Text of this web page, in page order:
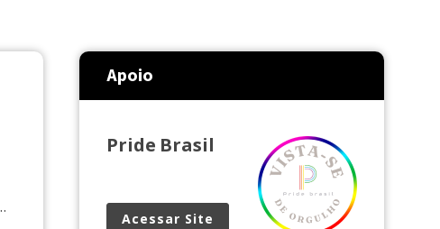
Apoio
Pride Brasil
Acessar Site